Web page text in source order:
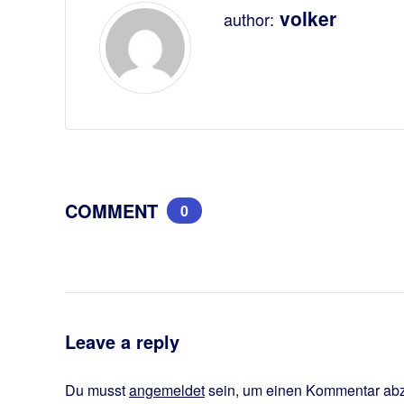
author: volker
COMMENT 0
Leave a reply
Du musstangemeldetsein, um einen Kommentar